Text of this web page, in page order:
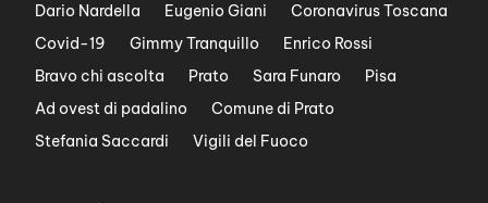
Dario Nardella
Eugenio Giani
Coronavirus Toscana
Covid-19
Gimmy Tranquillo
Enrico Rossi
Bravo chi ascolta
Prato Sara Funaro
Pisa
Ad ovest di padalino
Comune di Prato
Stefania Saccardi
Vigili del Fuoco